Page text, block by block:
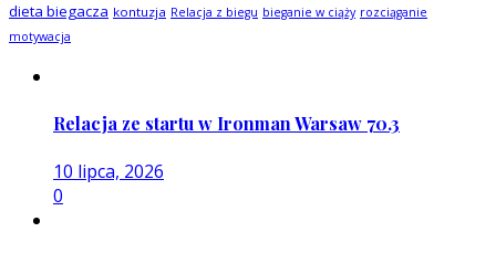
dieta biegacza kontuzja Relacja z biegu bieganie w ciąży rozciąganie
motywacja
Relacja ze startu w Ironman Warsaw 70.3
10 lipca, 2026
0